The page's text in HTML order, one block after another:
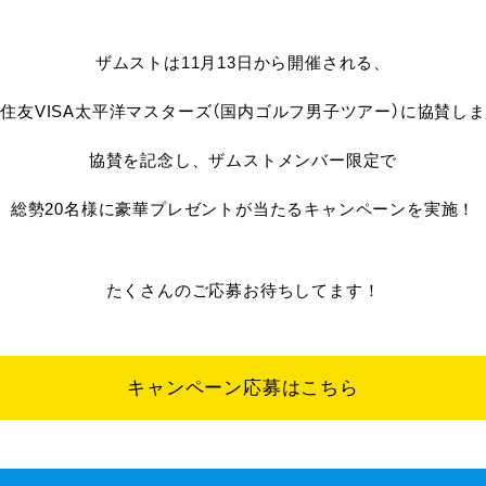
ザムストは11月13日から開催される、
友VISA太平洋マスターズ（国内ゴルフ男子ツアー）に協賛し
協賛を記念し、ザムストメンバー限定で
総勢20名様に豪華プレゼントが当たるキャンペーンを実施！
たくさんのご応募お待ちしてます！
キャンペーン応募はこちら